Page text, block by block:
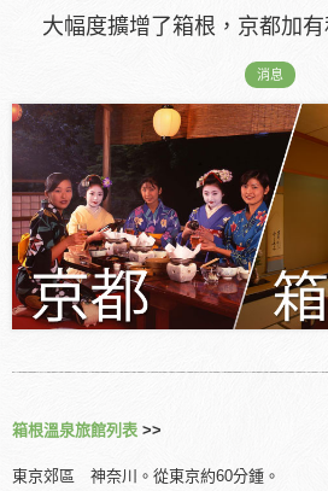
大幅度擴增了箱根，京都加有
消息
箱根溫泉旅館列表 >>
東京郊區 神奈川。從東京約60分鍾。